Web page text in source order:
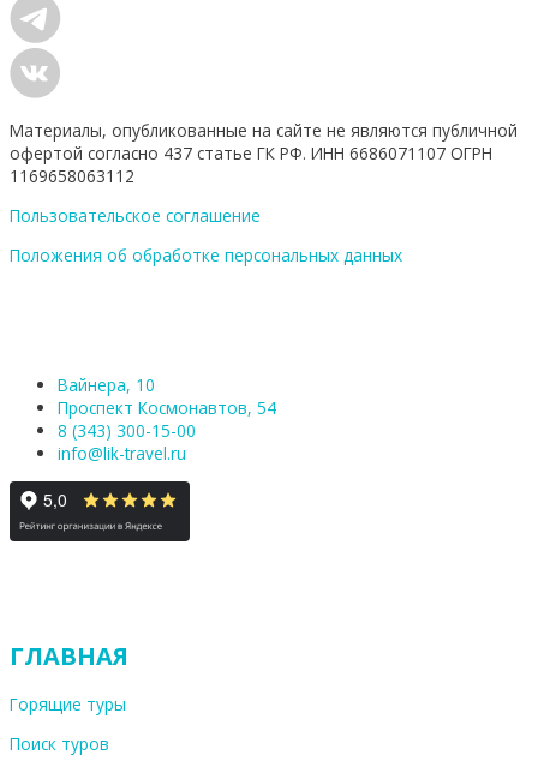
Материалы, опубликованные на сайте не являются публичной
офертой согласно 437 статье ГК РФ. ИНН 6686071107 ОГРН
1169658063112
Пользовательское соглашение
Положения об обработке персональных данных
Вайнера, 10
Проспект Космонавтов, 54
8 (343) 300-15-00
info@lik-travel.ru
ГЛАВНАЯ
Горящие туры
Поиск туров